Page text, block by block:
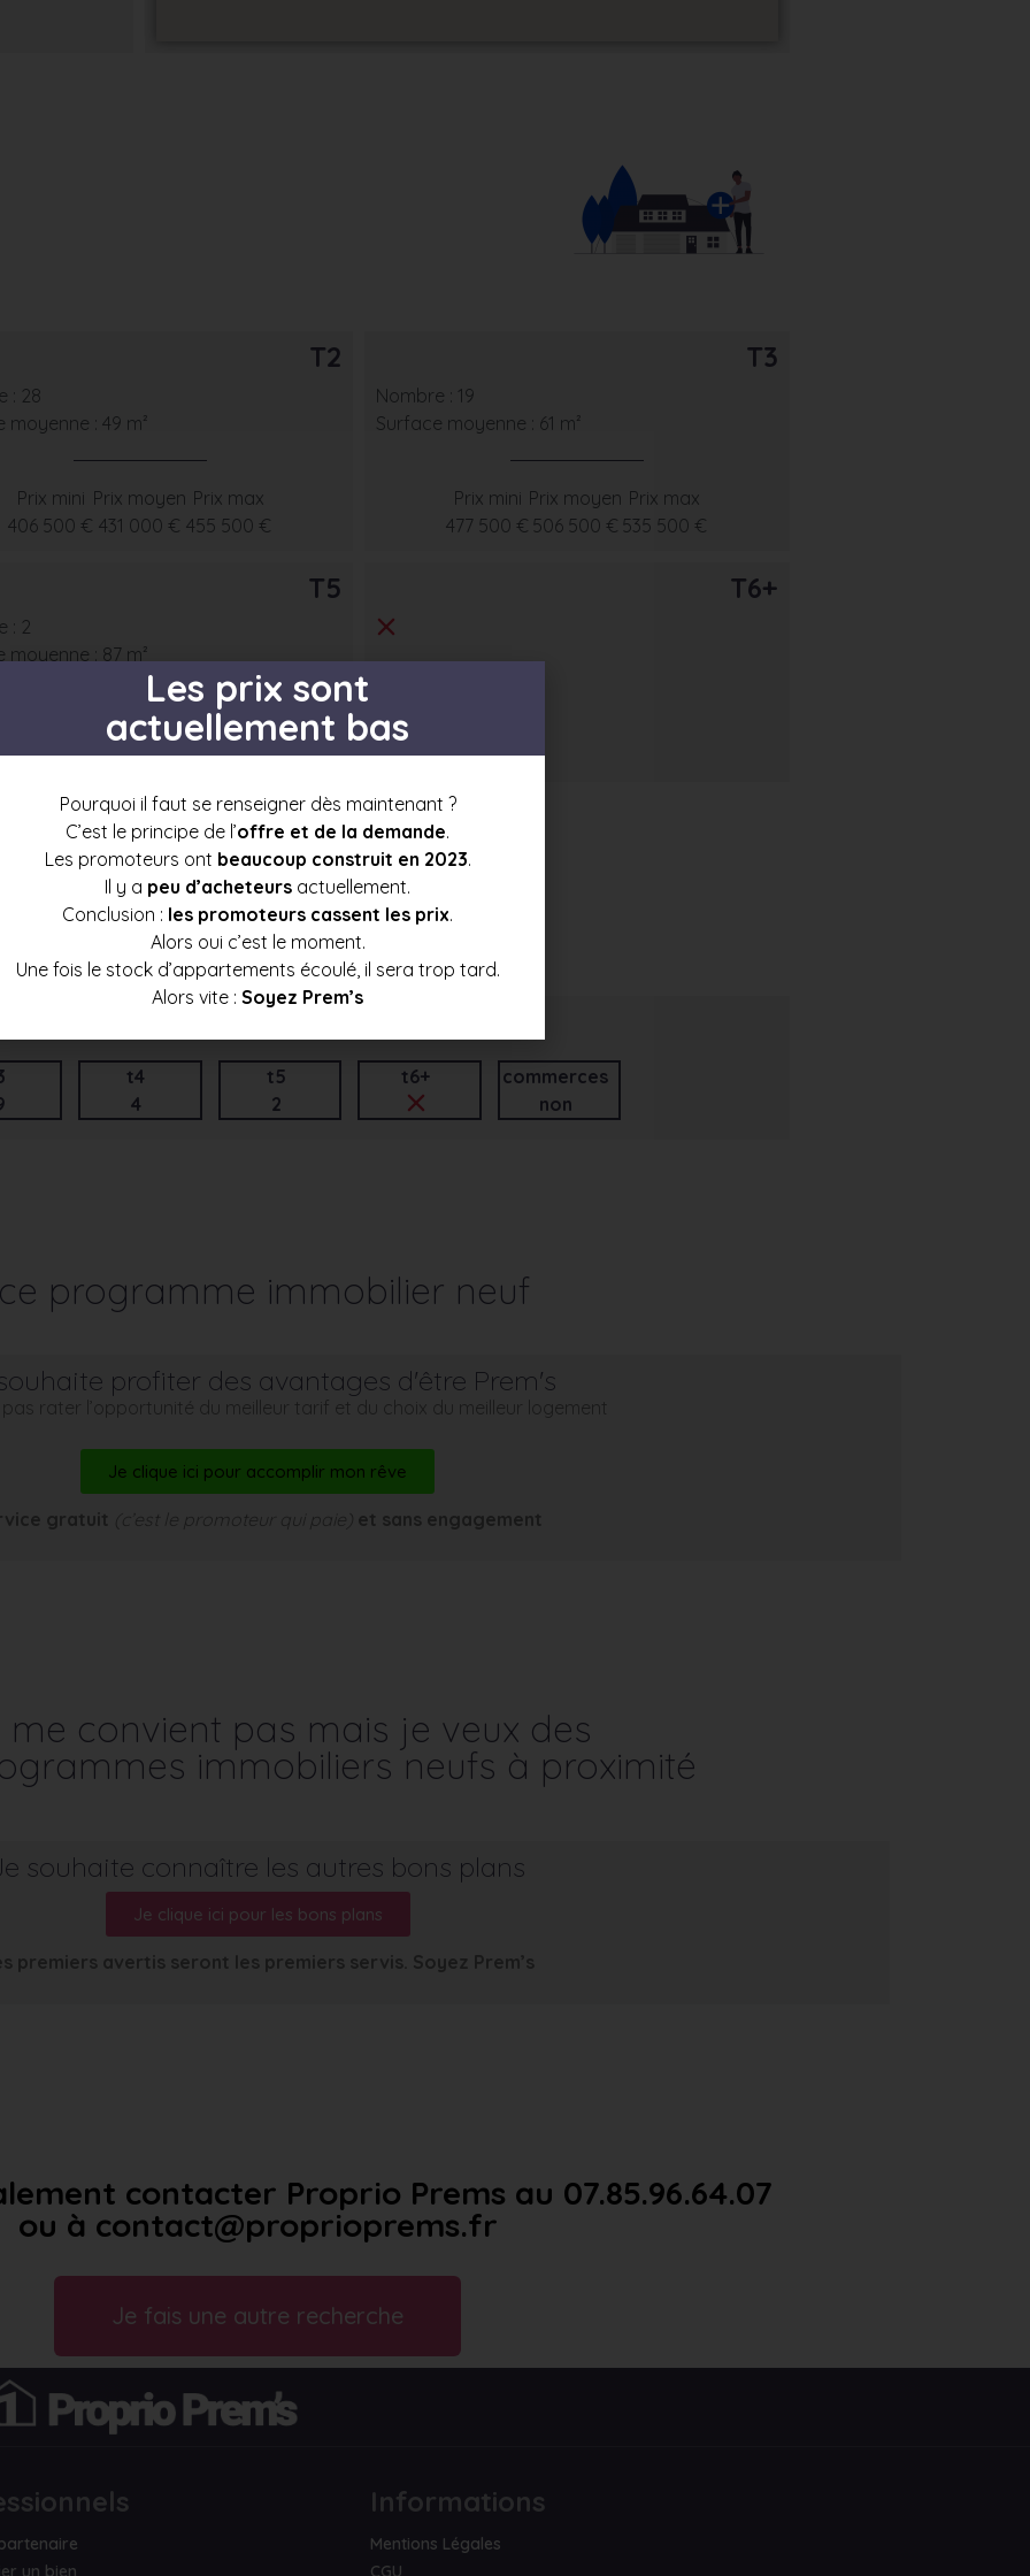
T2
: 28
moyenne : 49 m²
Prix mini
406 500 €
Prix moyen
431 000 €
Prix max
455 500 €
T3
Nombre : 19
Surface moyenne : 61 m²
Prix mini
477 500 €
Prix moyen
506 500 €
Prix max
535 500 €
T5
: 2
moyenne : 87 m²
601 000 €
Prix moyen
637 500 €
Prix max
673 500 €
T6+
par étage
t4
4
t5
2
t6+
commerces
non
programme immobilier neuf
profiter des avantages d'être Prem's
pas rater l’opportunité du meilleur tarif et du choix du meilleur logement
Je clique ici pour accomplir mon rêve
gratuit (c’est le promoteur qui paie) et sans engagement
convient pas mais je veux des
immobiliers neufs à proximité
souhaite connaître les autres bons plans
Je clique ici pour les bons plans
premiers avertis seront les premiers servis. Soyez Prem’s
contacter Proprio Prems au 07.85.96.64.07
ou à contact@proprioprems.fr
Je fais une autre recherche
un bien
Informations
Mentions Légales
CGU
Les prix sont
actuellement bas
Pourquoi il faut se renseigner dès maintenant ?
C’est le principe de l’offre et de la demande.
Les promoteurs ont beaucoup construit en 2023.
Il y a peu d’acheteurs actuellement.
Conclusion : les promoteurs cassent les prix.
Alors oui c’est le moment.
Une fois le stock d’appartements écoulé, il sera trop tard.
Alors vite : Soyez Prem’s